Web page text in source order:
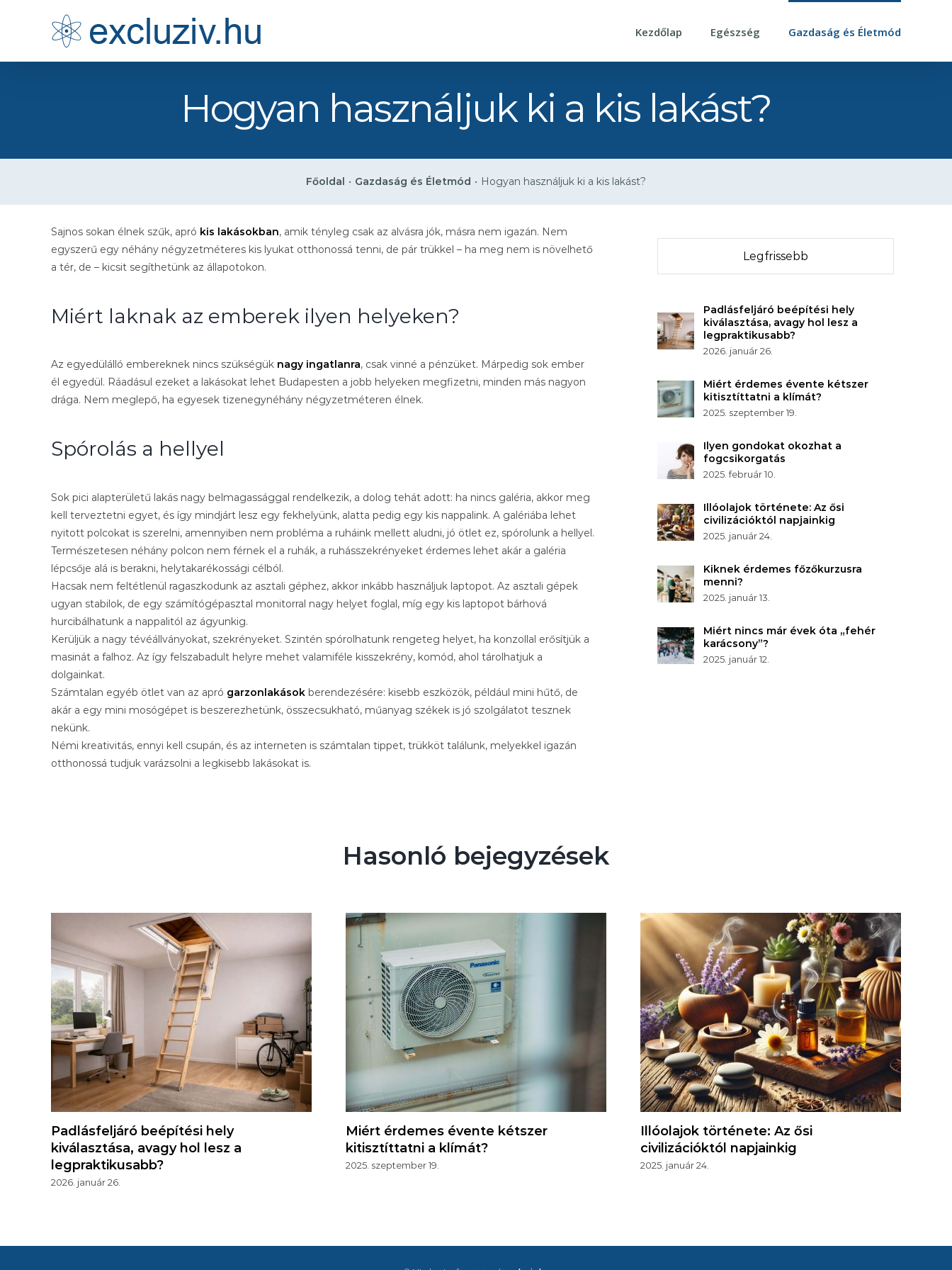
Kezdőlap Egészség Gazdaság és Életmód
Hogyan használjuk ki a kis lakást?
Főoldal • Gazdaság és Életmód • Hogyan használjuk ki a kis lakást?
Sajnos sokan élnek szűk, apró kis lakásokban, amik tényleg csak az alvásra jók, másra nem igazán. Nem
egyszerű egy néhány négyzetméteres kis lyukat otthonossá tenni, de pár trükkel – ha meg nem is növelhető
a tér, de – kicsit segíthetünk az állapotokon.
Miért laknak az emberek ilyen helyeken?
Az egyedülálló embereknek nincs szükségük nagy ingatlanra, csak vinné a pénzüket. Márpedig sok ember
él egyedül. Ráadásul ezeket a lakásokat lehet Budapesten a jobb helyeken megfizetni, minden más nagyon
drága. Nem meglepő, ha egyesek tizenegynéhány négyzetméteren élnek.
Spórolás a hellyel
Sok pici alapterületű lakás nagy belmagassággal rendelkezik, a dolog tehát adott: ha nincs galéria, akkor meg
kell terveztetni egyet, és így mindjárt lesz egy fekhelyünk, alatta pedig egy kis nappalink. A galériába lehet
nyitott polcokat is szerelni, amennyiben nem probléma a ruháink mellett aludni, jó ötlet ez, spórolunk a hellyel.
Természetesen néhány polcon nem férnek el a ruhák, a ruhásszekrényeket érdemes lehet akár a galéria
lépcsője alá is berakni, helytakarékossági célból.
Hacsak nem feltétlenül ragaszkodunk az asztali géphez, akkor inkább használjuk laptopot. Az asztali gépek
ugyan stabilok, de egy számítógépasztal monitorral nagy helyet foglal, míg egy kis laptopot bárhová
hurcibálhatunk a nappalitól az ágyunkig.
Kerüljük a nagy tévéállványokat, szekrényeket. Szintén spórolhatunk rengeteg helyet, ha konzollal erősítjük a
masinát a falhoz. Az így felszabadult helyre mehet valamiféle kisszekrény, komód, ahol tárolhatjuk a
dolgainkat.
Számtalan egyéb ötlet van az apró garzonlakások berendezésére: kisebb eszközök, például mini hűtő, de
akár a egy mini mosógépet is beszerezhetünk, összecsukható, műanyag székek is jó szolgálatot tesznek
nekünk.
Némi kreativitás, ennyi kell csupán, és az interneten is számtalan tippet, trükköt találunk, melyekkel igazán
otthonossá tudjuk varázsolni a legkisebb lakásokat is.
Legfrissebb
Padlásfeljáró beépítési hely
kiválasztása, avagy hol lesz a
legpraktikusabb?
2026. január 26.
Miért érdemes évente kétszer
kitisztíttatni a klímát?
2025. szeptember 19.
Ilyen gondokat okozhat a
fogcsikorgatás
2025. február 10.
Illóolajok története: Az ősi
civilizációktól napjainkig
2025. január 24.
Kiknek érdemes főzőkurzusra
menni?
2025. január 13.
Miért nincs már évek óta „fehér
karácsony”?
2025. január 12.
Hasonló bejegyzések
Padlásfeljáró beépítési hely
kiválasztása, avagy hol lesz a
legpraktikusabb?
2026. január 26.
Miért érdemes évente kétszer
kitisztíttatni a klímát?
2025. szeptember 19.
Illóolajok története: Az ősi
civilizációktól napjainkig
2025. január 24.